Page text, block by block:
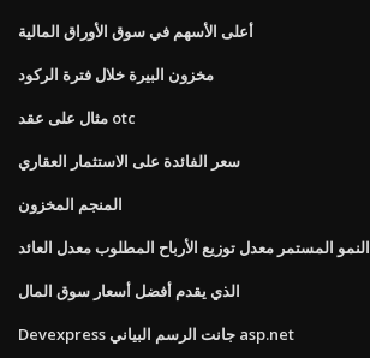
أعلى الأسهم في سوق الأوراق المالية
مخزون البيرة خلال فترة الركود
مثال على عقد otc
سعر الفائدة على الاستثمار العقاري
المنجم المخزون
النمو المستمر معدل توزيع الأرباح المطلوب معدل العائد
الذي يقدم أفضل أسعار سوق المال
Devexpress جانت الرسم البياني asp.net